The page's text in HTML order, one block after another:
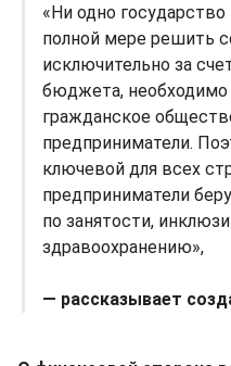
«Ни одно
полной мере решить
исключительно за
бюджета,
гражданское
предприниматели.
ключевой для всех
предприниматели
по занятости,
здравоохранению»,
— рассказывает